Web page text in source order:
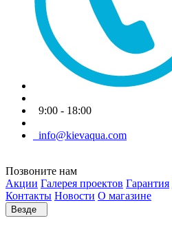
9:00 - 18:00
info@kievaqua.com
Позвоните нам
Акции Галерея проектов Гарантия
Контакты Новости О магазине
Везде